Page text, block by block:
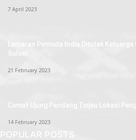
7 April 2023
Lamaran Pemuda India Ditolak
Sulsel
21 February 2023
Camat Ujung Pandang Tinjau Lokasi
14 February 2023
POPULAR POSTS